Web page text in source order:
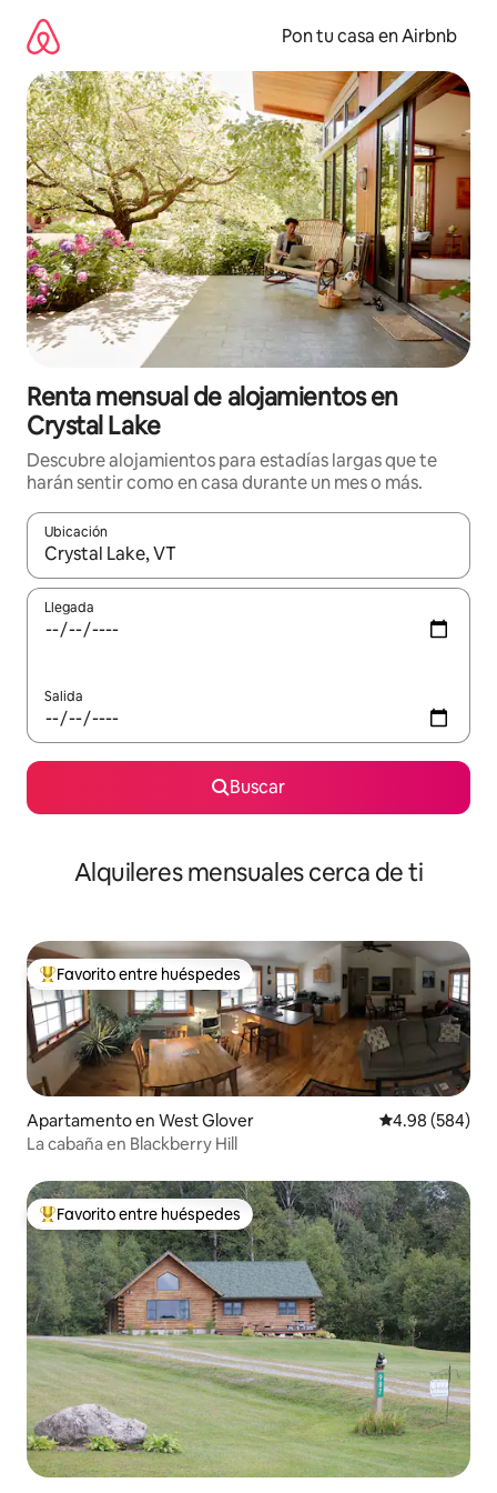
contenido
Pon tu casa en Airbnb
Renta mensual de alojamientos en
Crystal Lake
Descubre alojamientos para estadías largas que te
harán sentir como en casa durante un mes o más.
Ubicación
Cuando los resultados estén disponibles, navega con las
Llegada
Salida
Buscar
Alquileres mensuales cerca de ti
Favorito entre huéspedes preferido
Favorito entre huéspedes
Apartamento en West Glover Calificación
4.98 (584)
La cabaña en Blackberry Hill
Favorito entre huéspedes preferido
Favorito entre huéspedes